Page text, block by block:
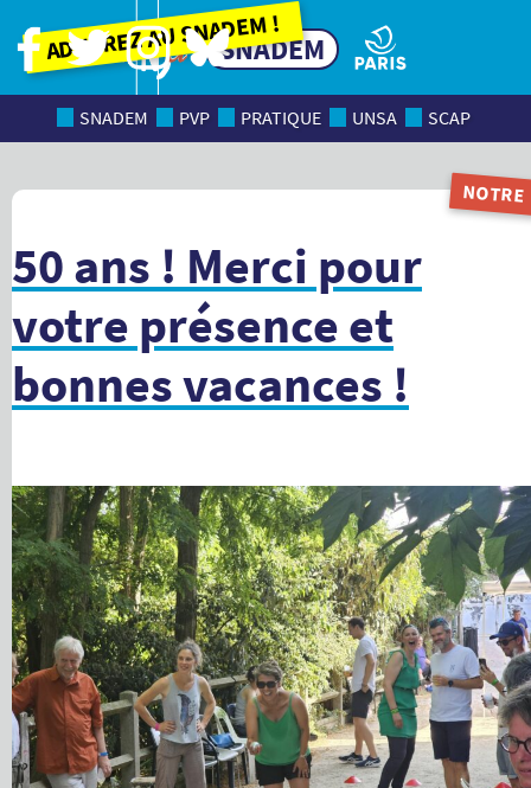
Adhérez au SNADEM !
SNADEM
SNADEM PVP PRATIQUE UNSA SCAP
50 ans ! Merci pour
votre présence et
bonnes vacances !
NOTRE